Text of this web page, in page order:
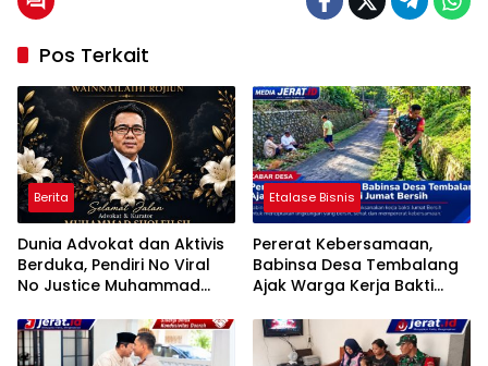
Pos Terkait
Berita
Dunia Advokat dan Aktivis
Berduka, Pendiri No Viral
No Justice Muhammad
Etalase Bisnis
Pererat Kebersamaan,
Babinsa Desa Tembalang
Ajak Warga Kerja Bakti